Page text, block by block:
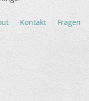
Kontakt Fragen